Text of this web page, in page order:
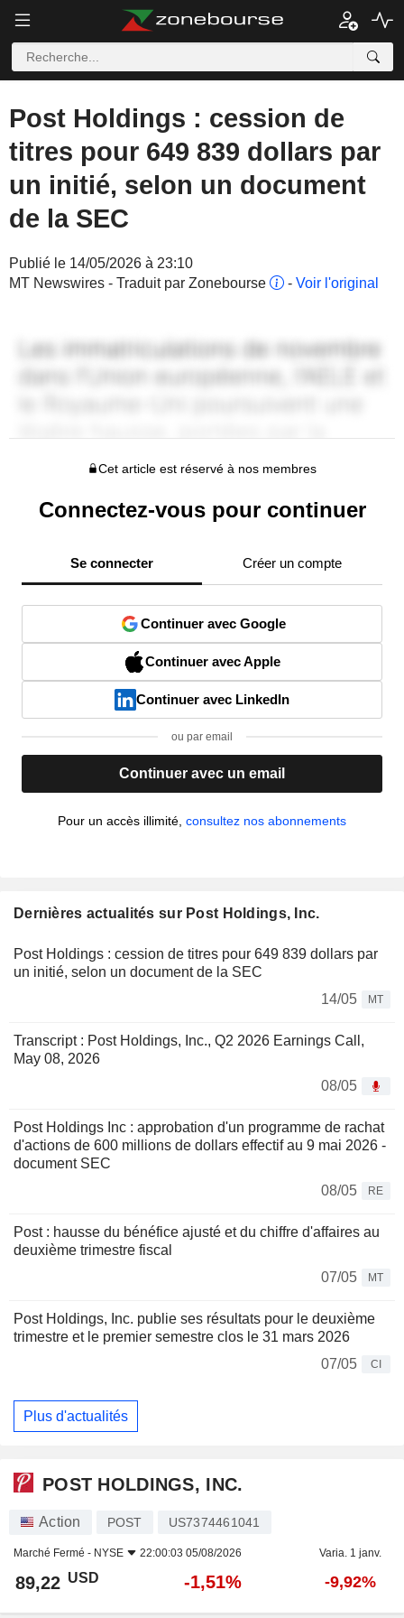
Post Holdings : cession de
titres pour 649 839 dollars par
un initié, selon un document
de la SEC
Publié le 14/05/2026 à 23:10
MT Newswires - Traduit par Zonebourse
- Voir l'original
Cet article est réservé à nos membres
Connectez-vous pour continuer
Se connecter Créer un compte
Continuer avec Google
Continuer avec Apple
Continuer avec LinkedIn
ou par email
Continuer avec un email
Pour un accès illimité, consultez nos abonnements
Dernières actualités sur Post Holdings, Inc.
Post Holdings : cession de titres pour 649 839 dollars par
un initié, selon un document de la SEC
14/05
MT
Transcript : Post Holdings, Inc., Q2 2026 Earnings Call,
May 08, 2026
08/05
Post Holdings Inc : approbation d'un programme de rachat
d'actions de 600 millions de dollars effectif au 9 mai 2026 -
document SEC
08/05
RE
Post : hausse du bénéfice ajusté et du chiffre d'affaires au
deuxième trimestre fiscal
07/05
MT
Post Holdings, Inc. publie ses résultats pour le deuxième
trimestre et le premier semestre clos le 31 mars 2026
07/05
CI
Plus d'actualités
POST HOLDINGS, INC.
Action POST US7374461041
Marché Fermé - NYSE 22:00:03 05/08/2026 Varia. 1 janv.
89,22 USD -1,51% -9,92%